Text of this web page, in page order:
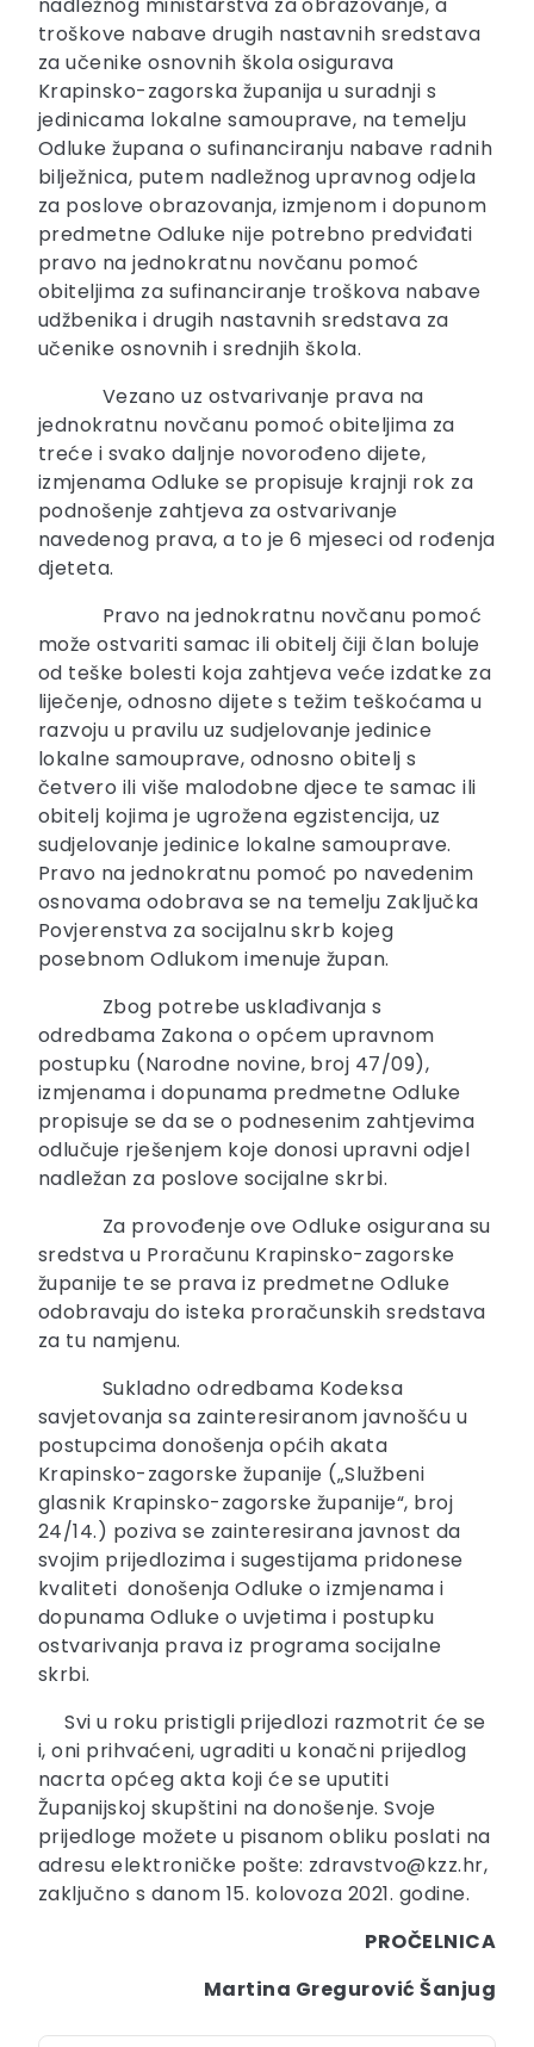
troškove nabave drugih nastavnih sredstava
za učenike osnovnih škola osigurava
Krapinsko-zagorska županija u suradnji s
jedinicama lokalne samouprave, na temelju
Odluke župana o sufinanciranju nabave radnih
bilježnica, putem nadležnog upravnog odjela
za poslove obrazovanja, izmjenom i dopunom
predmetne Odluke nije potrebno predviđati
pravo na jednokratnu novčanu pomoć
obiteljima za sufinanciranje troškova nabave
udžbenika i drugih nastavnih sredstava za
učenike osnovnih i srednjih škola.
Vezano uz ostvarivanje prava na
jednokratnu novčanu pomoć obiteljima za
treće i svako daljnje novorođeno dijete,
izmjenama Odluke se propisuje krajnji rok za
podnošenje zahtjeva za ostvarivanje
navedenog prava, a to je 6 mjeseci od rođenja
djeteta.
Pravo na jednokratnu novčanu pomoć
može ostvariti samac ili obitelj čiji član boluje
od teške bolesti koja zahtjeva veće izdatke za
liječenje, odnosno dijete s težim teškoćama u
razvoju u pravilu uz sudjelovanje jedinice
lokalne samouprave, odnosno obitelj s
četvero ili više malodobne djece te samac ili
obitelj kojima je ugrožena egzistencija, uz
sudjelovanje jedinice lokalne samouprave.
Pravo na jednokratnu pomoć po navedenim
osnovama odobrava se na temelju Zaključka
Povjerenstva za socijalnu skrb kojeg
posebnom Odlukom imenuje župan.
Zbog potrebe usklađivanja s
odredbama Zakona o općem upravnom
postupku (Narodne novine, broj 47/09),
izmjenama i dopunama predmetne Odluke
propisuje se da se o podnesenim zahtjevima
odlučuje rješenjem koje donosi upravni odjel
nadležan za poslove socijalne skrbi.
Za provođenje ove Odluke osigurana su
sredstva u Proračunu Krapinsko-zagorske
županije te se prava iz predmetne Odluke
odobravaju do isteka proračunskih sredstava
za tu namjenu.
Sukladno odredbama Kodeksa
savjetovanja sa zainteresiranom javnošću u
postupcima donošenja općih akata
Krapinsko-zagorske županije („Službeni
glasnik Krapinsko-zagorske županije“, broj
24/14.) poziva se zainteresirana javnost da
svojim prijedlozima i sugestijama pridonese
kvaliteti donošenja Odluke o izmjenama i
dopunama Odluke o uvjetima i postupku
ostvarivanja prava iz programa socijalne
skrbi.
Svi u roku pristigli prijedlozi razmotrit će se
i, oni prihvaćeni, ugraditi u konačni prijedlog
nacrta općeg akta koji će se uputiti
Županijskoj skupštini na donošenje. Svoje
prijedloge možete u pisanom obliku poslati na
adresu elektroničke pošte: zdravstvo@kzz.hr,
zaključno s danom 15. kolovoza 2021. godine.
PROČELNICA
Martina Gregurović Šanjug